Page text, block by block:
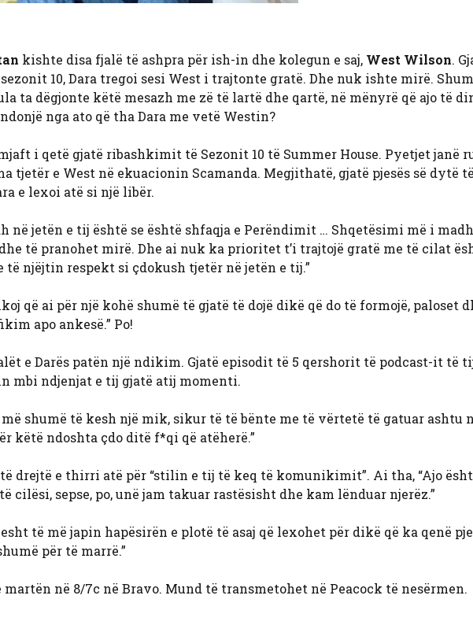
kishte disa fjalë të ashpra për ish-in dhe kolegun e saj, West Wilson.
10, Dara tregoi sesi West i trajtonte gratë. Dhe nuk ishte mirë.
ta dëgjonte këtë mesazh me zë të lartë dhe qartë, në mënyrë që ajo të
nga ato që tha Dara me vetë Westin?
i qetë gjatë ribashkimit të Sezonit 10 të Summer House. Pyetjet janë
tjetër e West në ekuacionin Scamanda. Megjithatë, gjatë pjesës së dytë të
e lexoi atë si një libër.
në jetën e tij është se është shfaqja e Perëndimit … Shqetësimi më i
të pranohet mirë. Dhe ai nuk ka prioritet t’i trajtojë gratë me të cilat
njëjtin respekt si çdokush tjetër në jetën e tij.”
që ai për një kohë shumë të gjatë të dojë dikë që do të formojë, paloset
apo ankesë.” Po!
e Darës patën një ndikim. Gjatë episodit të 5 qershorit të podcast-it të
mbi ndjenjat e tij gjatë atij momenti.
shumë të kesh një mik, sikur të të bënte me të vërtetë të gatuar ashtu
këtë ndoshta çdo ditë f*qi që atëherë.”
drejtë e thirri atë për “stilin e tij të keq të komunikimit”. Ai tha, “Ajo
cilësi, sepse, po, unë jam takuar rastësisht dhe kam lënduar njerëz.”
të më japin hapësirën e plotë të asaj që lexohet për dikë që ka qenë
për të marrë.”
në 8/7c në Bravo. Mund të transmetohet në Peacock të nesërmen.